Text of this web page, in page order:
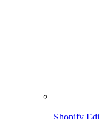
Shopify